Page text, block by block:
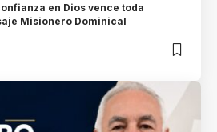
en Dios vence toda
Misionero Dominical